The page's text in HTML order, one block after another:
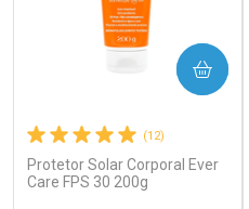
(12)
Protetor Solar Corporal Ever
Care FPS 30 200g
COMPRAR